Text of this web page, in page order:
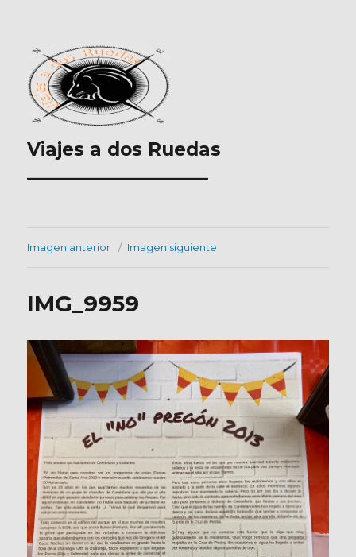
Viajes a dos Ruedas
___________________
Imagen anterior Imagen siguiente
IMG_9959